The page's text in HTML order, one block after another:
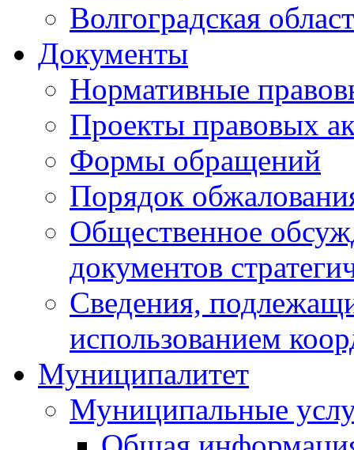
Волгоградская
Документы
Нормативные
Проекты правовых
Формы обращений
Порядок
Общественное
документов
Сведения,
использованием
Муниципалитет
Муниципальные